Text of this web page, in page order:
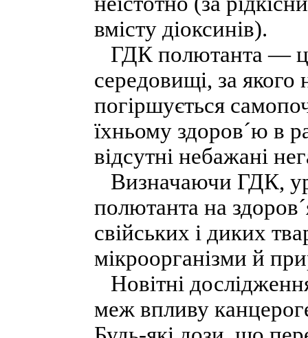
вмісту діоксинів).
ГДК полютанта —
середовищі, за якого
погіршується
їхньому здоров´ю в
відсутні небажані
Визначаючи ГДК,
полютанта на
свійських і диких
мікроорганізми й
Новітні
меж впливу